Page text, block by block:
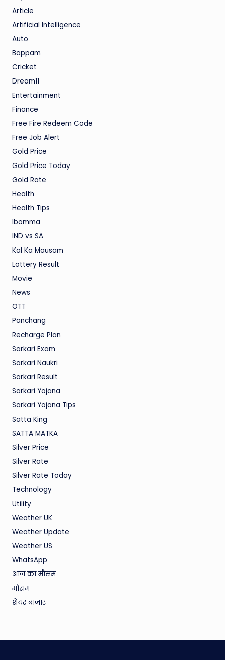
Article
Artificial Intelligence
Auto
Bappam
Cricket
Dream11
Entertainment
Finance
Free Fire Redeem Code
Free Job Alert
Gold Price
Gold Price Today
Gold Rate
Health
Health Tips
Ibomma
IND vs SA
Kal Ka Mausam
Lottery Result
Movie
News
OTT
Panchang
Recharge Plan
Sarkari Exam
Sarkari Naukri
Sarkari Result
Sarkari Yojana
Sarkari Yojana Tips
Satta King
SATTA MATKA
Silver Price
Silver Rate
Silver Rate Today
Technology
Utility
Weather UK
Weather Update
Weather US
WhatsApp
आज का मौसम
मौसम
शेयर बाजार